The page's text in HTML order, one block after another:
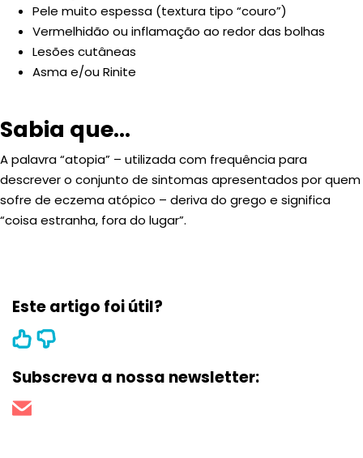
Pele muito espessa (textura tipo “couro”)
Vermelhidão ou inflamação ao redor das bolhas
Lesões cutâneas
Asma e/ou Rinite
Sabia que...
A palavra “atopia” – utilizada com frequência para
descrever o conjunto de sintomas apresentados por quem
sofre de eczema atópico – deriva do grego e significa
“coisa estranha, fora do lugar”.
Este artigo foi útil?
Subscreva a nossa newsletter: